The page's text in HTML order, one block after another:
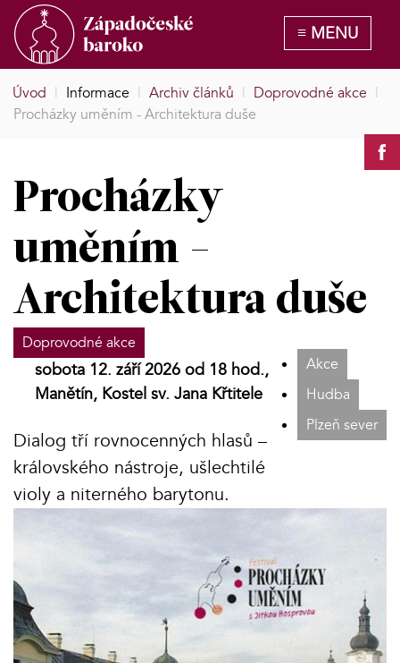
Úvod | Informace | Archiv článků | Doprovodné akce |
Procházky uměním - Architektura duše
Procházky
uměním -
Architektura duše
Doprovodné akce
Akce
Hudba
Plzeň sever
sobota 12. září 2026 od 18 hod.,
Manětín, Kostel sv. Jana Křtitele
Dialog tří rovnocenných hlasů –
královského nástroje, ušlechtilé
violy a niterného barytonu.